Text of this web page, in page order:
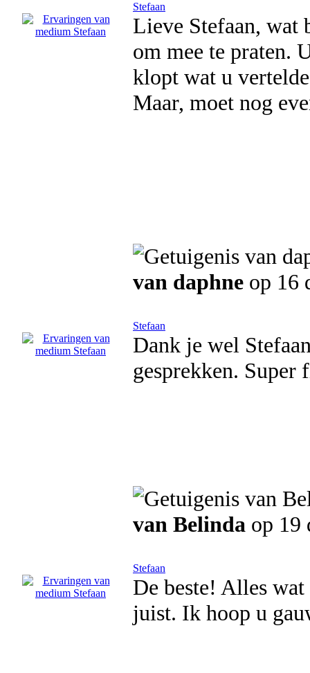
Stefaan
Lieve Stefaan, wat
om mee te praten.
klopt wat u
Maar, moet nog
van daphne op 16
Stefaan
Dank je wel
gesprekken.
van Belinda op 19
Stefaan
De beste! Alles
juist. Ik hoop u